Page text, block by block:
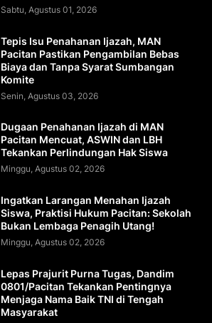
Sabtu, Agustus 01, 2026
Tepis Isu Penahanan Ijazah, MAN
Pacitan Pastikan Pengambilan Bebas
Biaya dan Tanpa Syarat Sumbangan
Komite
Senin, Agustus 03, 2026
Dugaan Penahanan Ijazah di MAN
Pacitan Mencuat, ASWIN dan LBH
Tekankan Perlindungan Hak Siswa
Minggu, Agustus 02, 2026
Ingatkan Larangan Menahan Ijazah
Siswa, Praktisi Hukum Pacitan: Sekolah
Bukan Lembaga Penagih Utang!
Minggu, Agustus 02, 2026
Lepas Prajurit Purna Tugas, Dandim
0801/Pacitan Tekankan Pentingnya
Menjaga Nama Baik TNI di Tengah
Masyarakat